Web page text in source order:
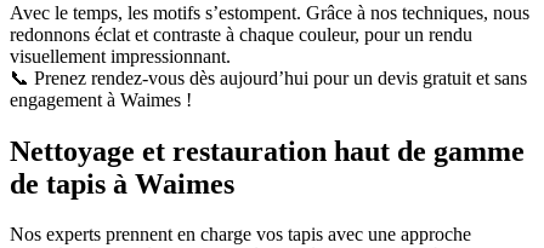
Avec le temps, les motifs s’estompent. Grâce à nos techniques, nous
redonnons éclat et contraste à chaque couleur, pour un rendu
visuellement impressionnant.
📞 Prenez rendez-vous dès aujourd’hui pour un devis gratuit et sans
engagement à Waimes !
Nettoyage et restauration haut de gamme
de tapis à Waimes
Nos experts prennent en charge vos tapis avec une approche